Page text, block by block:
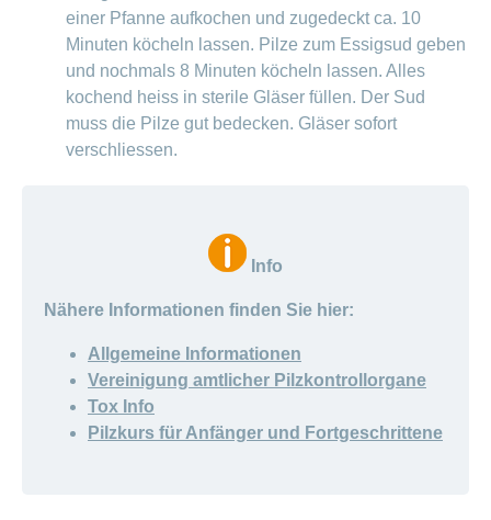
einer Pfanne aufkochen und zugedeckt ca. 10
Minuten köcheln lassen. Pilze zum Essigsud geben
und nochmals 8 Minuten köcheln lassen. Alles
kochend heiss in sterile Gläser füllen. Der Sud
muss die Pilze gut bedecken. Gläser sofort
verschliessen.
Info
Nähere Informationen finden Sie hier:
Allgemeine Informationen
Vereinigung amtlicher Pilzkontrollorgane
Tox Info
Pilzkurs für Anfänger und Fortgeschrittene